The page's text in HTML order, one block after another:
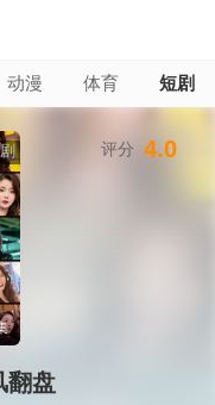
动漫 体育 短剧
翻盘
评分 4.0